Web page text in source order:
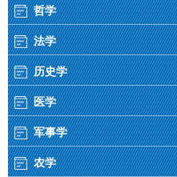
哲学
法学
历史学
医学
军事学
农学